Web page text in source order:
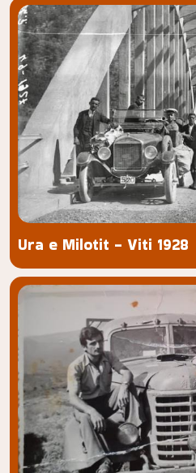
Ura e Milotit - Viti 1928